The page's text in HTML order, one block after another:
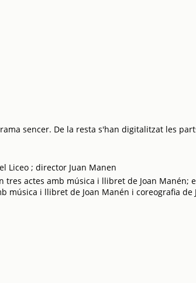
sencer. De la resta s'han digitalitzat les
Liceo ; director Juan Manen
tres actes amb música i llibret de Joan Manén;
música i llibret de Joan Manén i coreografia de